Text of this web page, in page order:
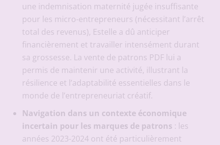
une indemnisation maternité jugée insuffisante
pour les micro-entrepreneurs (nécessitant l’arrêt
total des revenus), Estelle a dû anticiper
financièrement et travailler intensément durant
sa grossesse. La vente de patrons PDF lui a
permis de maintenir une activité, illustrant la
résilience et l’adaptabilité essentielles dans le
monde de l’entrepreneuriat créatif.
Navigation dans un contexte économique
incertain pour les marques de patrons : les
années 2023-2024 ont été particulièrement